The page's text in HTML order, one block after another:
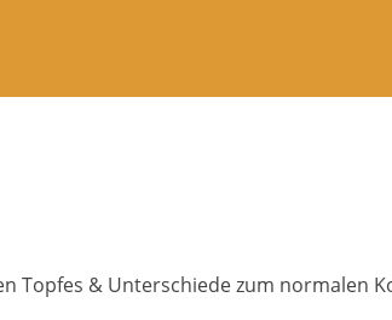
Topfes & Unterschiede zum normalen